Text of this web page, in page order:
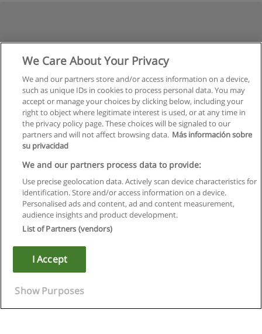
Regulamin
Polityka ochrony danych osobowych
Copyright © Educaedu Business S.L. - CIF : B-95610580: -
We Care About Your Privacy
We and our partners store and/or access information on a device,
such as unique IDs in cookies to process personal data. You may
accept or manage your choices by clicking below, including your
right to object where legitimate interest is used, or at any time in
the privacy policy page. These choices will be signaled to our
partners and will not affect browsing data. Más información sobre
su privacidad
We and our partners process data to provide:
Use precise geolocation data. Actively scan device characteristics for
identification. Store and/or access information on a device.
Personalised ads and content, ad and content measurement,
audience insights and product development.
List of Partners (vendors)
I Accept
Show Purposes